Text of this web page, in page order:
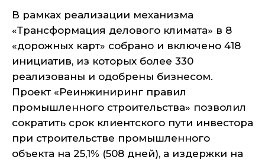
В рамках реализации механизма
«Трансформация делового климата» в 8
«дорожных карт» собрано и включено 418
инициатив, из которых более 330
реализованы и одобрены бизнесом.
Проект «Реинжиниринг правил
промышленного строительства» позволил
сократить срок клиентского пути инвестора
при строительстве промышленного
объекта на 25,1% (508 дней), а издержки на